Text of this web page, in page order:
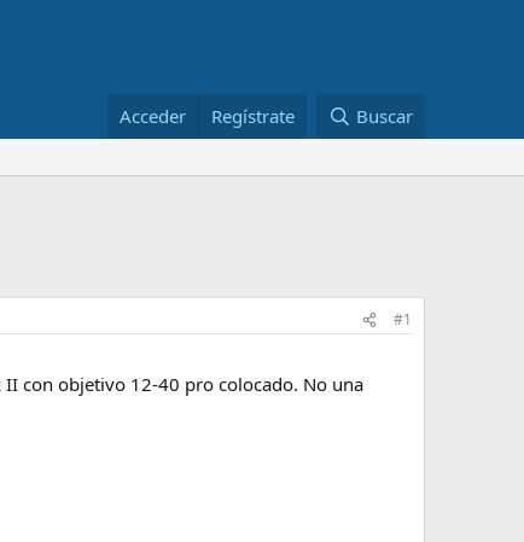
Acceder Regístrate Buscar
#1
con objetivo 12-40 pro colocado. No una